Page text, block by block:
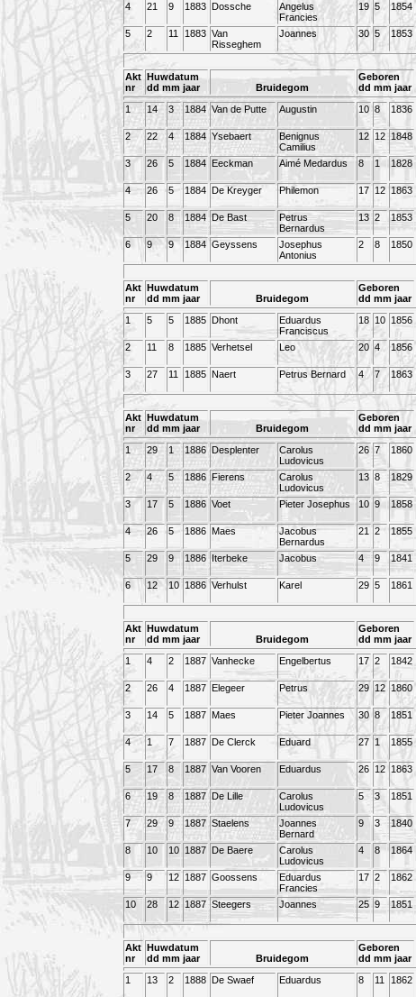
4 21 9 1883 Dossche
Angelus
Francies
19 5 1854
5 2 11 1883 Van
Risseghem
Joannes 30 5 1853
Akt
nr
Huwdatum
dd mm jaar
Bruidegom
Geboren
dd mm jaar
1
14 3 1884 Van de Putte Augustin 10 8 1836
2
22 4 1884 Ysebaert
Benignus
Camilius
12 12 1848
3 26 5 1884 Eeckman Aimé Medardus 8 1 1828
4 26 5 1884 De Kreyger Philemon 17 12 1863
5
20 8 1884 De Bast
Petrus
Bernardus
13 2 1853
6
9 9 1884 Geyssens
Josephus
Antonius
2 8 1850
Akt
nr
Huwdatum
dd mm jaar
Bruidegom
Geboren
dd mm jaar
1
5 5 1885 Dhont
Eduardus
Franciscus
18 10 1856
2 11 8 1885 Verhetsel Leo 20 4 1856
3
27 11 1885 Naert Petrus Bernard 4 7 1863
Akt
nr
Huwdatum
dd mm jaar
Bruidegom
Geboren
dd mm jaar
1
29 1 1886 Desplenter
Carolus
Ludovicus
26 7 1860
2
4 5 1886 Fierens
Carolus
Ludovicus
13 8 1829
3
17 5 1886 Voet Pieter Josephus 10 9 1858
4
26 5 1886 Maes
Jacobus
Bernardus
21 2 1855
5
29 9 1886 Iterbeke Jacobus 4 9 1841
6 12 10 1886 Verhulst Karel 29 5 1861
Akt
nr
Huwdatum
dd mm jaar
Bruidegom
Geboren
dd mm jaar
1
4 2 1887 Vanhecke Engelbertus 17 2 1842
2
26 4 1887 Elegeer Petrus 29 12 1860
3
14 5 1887 Maes Pieter Joannes 30 8 1851
4
1 7 1887 De Clerck Eduard 27 1 1855
5
17 8 1887 Van Vooren Eduardus 26 12 1863
6 19 8 1887 De Lille
Carolus
Ludovicus
5 3 1851
7
29 9 1887 Staelens
Joannes
Bernard
9 3 1840
8
10 10 1887 De Baere
Carolus
Ludovicus
4 8 1864
9 9 12 1887 Goossens
Eduardus
Francies
17 2 1862
10
28 12 1887 Steegers Joannes 25 9 1851
Akt
nr
Huwdatum
dd mm jaar
Bruidegom
Geboren
dd mm jaar
1
13 2 1888 De Swaef Eduardus 8 11 1862